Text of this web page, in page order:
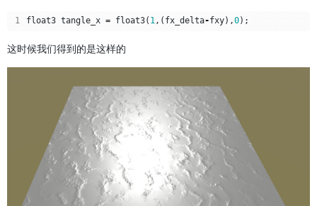
1 float3 tangle_x = float3( 1,( fx_delta-fxy),0);
这时候我们得到的是这样的